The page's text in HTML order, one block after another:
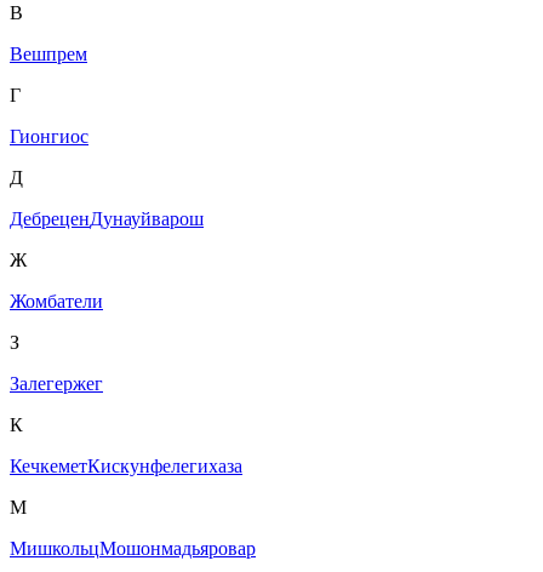
В
Вешпрем
Г
Гионгиос
Д
ДебреценДунауйварош
Ж
Жомбатели
З
Залегержег
К
КечкеметКискунфелегихаза
М
МишкольцМошонмадьяровар